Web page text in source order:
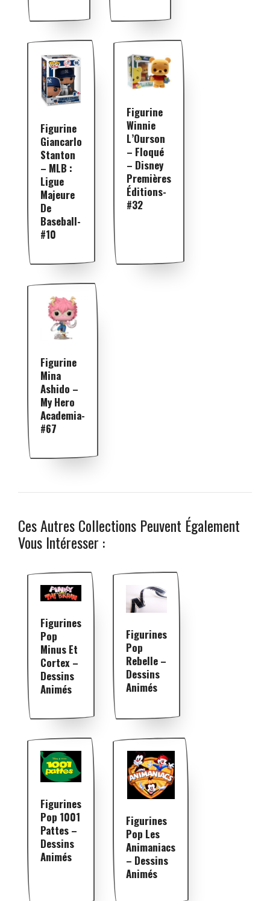
Figurine
Giancarlo
Stanton
– MLB :
Ligue
Majeure
De
Baseball-
#10
Figurine
Winnie
L’Ourson
– Floqué
– Disney
Premières
Éditions-
#32
Figurine
Mina
Ashido –
My Hero
Academia-
#67
Ces Autres Collections Peuvent Également
Vous Intéresser :
Figurines
Pop
Minus Et
Cortex –
Dessins
Animés
Figurines
Pop
Rebelle –
Dessins
Animés
Figurines
Pop 1001
Pattes –
Dessins
Animés
Figurines
Pop Les
Animaniacs
– Dessins
Animés